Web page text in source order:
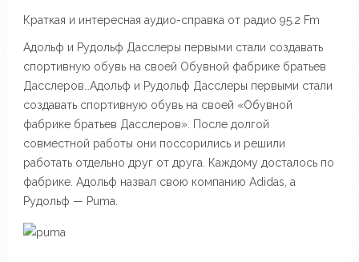
Краткая и интересная аудио-справка от радио 95.2 Fm
Адольф и Рудольф Дасслеры первыми стали создавать
спортивную обувь на своей Обувной фабрике братьев
Дасслеров…Адольф и Рудольф Дасслеры первыми стали
создавать спортивную обувь на своей «Обувной
фабрике братьев Дасслеров». После долгой
совместной работы они поссорились и решили
работать отдельно друг от друга. Каждому досталось по
фабрике. Адольф назвал свою компанию Adidas, а
Рудольф — Puma.